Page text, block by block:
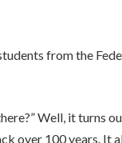
from the
Well, it turns
over 100 years. It